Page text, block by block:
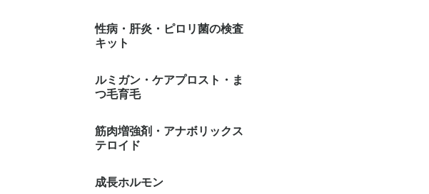
性病・肝炎・ピロリ菌の検査
キット
ルミガン・ケアプロスト・ま
つ毛育毛
筋肉増強剤・アナボリックス
テロイド
成長ホルモン